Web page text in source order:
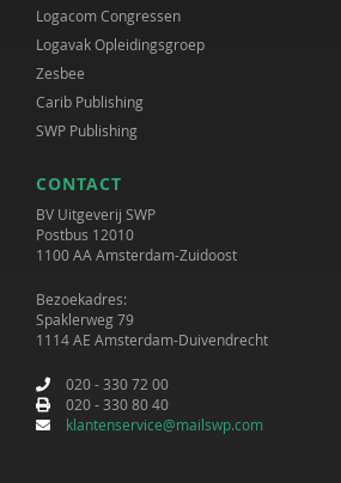
Logacom Congressen
Logavak Opleidingsgroep
Zesbee
Carib Publishing
SWP Publishing
CONTACT
BV Uitgeverij SWP
Postbus 12010
1100 AA Amsterdam-Zuidoost
Bezoekadres:
Spaklerweg 79
1114 AE Amsterdam-Duivendrecht
020 - 330 72 00
020 - 330 80 40
klantenservice@mailswp.com